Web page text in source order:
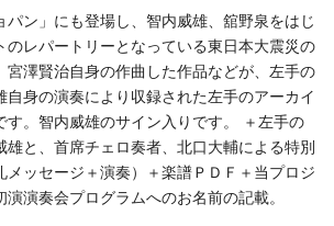
パン」にも登場し、智内威雄、舘野泉をはじ
のレパートリーとなっている東日本大震災の
宮澤賢治自身の作曲した作品などが、左手の
自身の演奏により収録された左手のアーカイ
す。智内威雄のサイン入りです。 ＋左手の
雄と、首席チェロ奏者、北口大輔による特別
メッセージ＋演奏）＋楽譜ＰＤＦ＋当プロジ
演演奏会プログラムへのお名前の記載。